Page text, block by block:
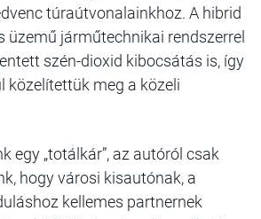
túraútvonalainkhoz. A hibrid
üzemű járműtechnikai rendszerrel
szén-dioxid kibocsátás is, így
közelítettük meg a közeli
egy „totálkár”, az autóról csak
hogy városi kisautónak, a
kellemes partnernek